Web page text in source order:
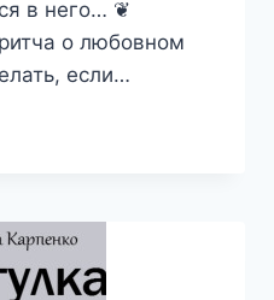
в него… ❦
о любовном
если…